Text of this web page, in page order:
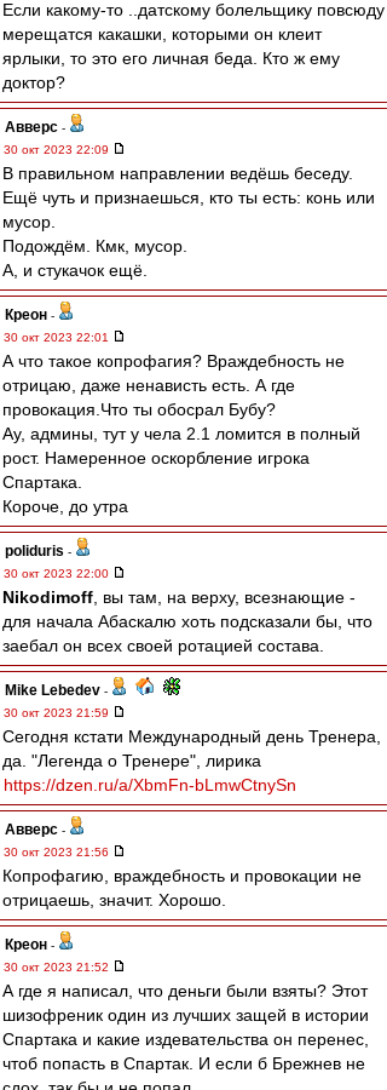
Если какому-то ..датскому болельщику повсюду
мерещатся какашки, которыми он клеит
ярлыки, то это его личная беда. Кто ж ему
доктор?
Авверс -
30 окт 2023 22:09
В правильном направлении ведёшь беседу.
Ещё чуть и признаешься, кто ты есть: конь или
мусор.
Подождём. Кмк, мусор.
А, и стукачок ещё.
Креон -
30 окт 2023 22:01
А что такое копрофагия? Враждебность не
отрицаю, даже ненависть есть. А где
провокация.Что ты обосрал Бубу?
Ау, админы, тут у чела 2.1 ломится в полный
рост. Намеренное оскорбление игрока
Спартака.
Короче, до утра
poliduris -
30 окт 2023 22:00
Nikodimoff , вы там, на верху, всезнающие -
для начала Абаскалю хоть подсказали бы, что
заебал он всех своей ротацией состава.
Mike Lebedev -
30 окт 2023 21:59
Сегодня кстати Международный день Тренера,
да. "Легенда о Тренере", лирика
https://dzen.ru/a/XbmFn-bLmwCtnySn
Авверс -
30 окт 2023 21:56
Копрофагию, враждебность и провокации не
отрицаешь, значит. Хорошо.
Креон -
30 окт 2023 21:52
А где я написал, что деньги были взяты? Этот
шизофреник один из лучших защей в истории
Спартака и какие издевательства он перенес,
чтоб попасть в Спартак. И если б Брежнев не